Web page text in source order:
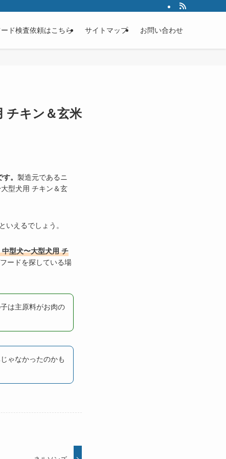
ド検査依頼はこちら サイトマップ お問い合わせ
チキン＆玄米
。 製造元であるニ
型犬用 チキン＆玄
いえるでしょう。
型犬〜大型犬用 チ
ードを探している場
は主原料がお肉の
ゃなかったのかも